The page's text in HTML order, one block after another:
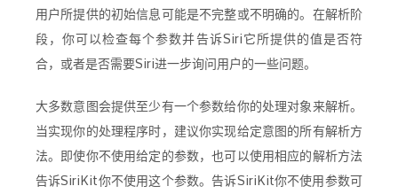
用户所提供的初始信息可能是不完整或不明确的。在解析阶
段，你可以检查每个参数并告诉Siri它所提供的值是否符
合，或者是否需要Siri进一步询问用户的一些问题。
大多数意图会提供至少有一个参数给你的处理对象来解析。
当实现你的处理程序时，建议你实现给定意图的所有解析方
法。即使你不使用给定的参数，也可以使用相应的解析方法
告诉SiriKit你不使用这个参数。告诉SiriKit你不使用参数可